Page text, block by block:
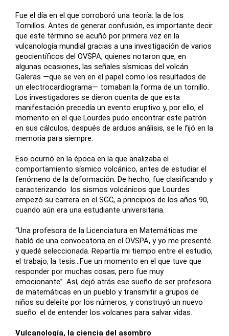
Fue el día en el que corroboró una teoría: la de los
Tornillos. Antes de generar confusión, es importante decir
que este término se acuñó por primera vez en la
vulcanología mundial gracias a una investigación de varios
geocientíficos del OVSPA, quienes notaron que, en
algunas ocasiones, las señales sísmicas del volcán
Galeras —que se ven en el papel como los resultados de
un electrocardiograma— tomaban la forma de un tornillo.
Los investigadores se dieron cuenta de que esta
manifestación precedía un evento eruptivo y, por ello, el
momento en el que Lourdes pudo encontrar este patrón
en sus cálculos, después de arduos análisis, se le fijó en la
memoria para siempre.
Eso ocurrió en la época en la que analizaba el
comportamiento sísmico volcánico, antes de estudiar el
fenómeno de la deformación. De hecho, fue clasificando y
caracterizando los sismos volcánicos que Lourdes
empezó su carrera en el SGC, a principios de los años 90,
cuando aún era una estudiante universitaria.
“Una profesora de la Licenciatura en Matemáticas me
habló de una convocatoria en el OVSPA, y yo me presenté
y quedé seleccionada. Repartía mi tiempo entre el estudio,
el trabajo, la tesis…Fue un momento en el que tuve que
responder por muchas cosas, pero fue muy
emocionante”. Así, dejó atrás ese sueño de ser profesora
de matemáticas en un pueblo y transmitir a grupos de
niños su deleite por los números, y construyó un nuevo
sueño: el de entender los volcanes para salvar vidas.
Vulcanología, la ciencia del asombro